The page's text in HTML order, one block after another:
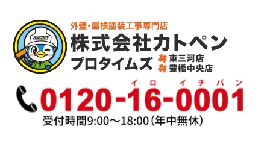
会社概要
代表取締役 加藤宜久よりご挨拶
イベント
選ばれている理由とは？